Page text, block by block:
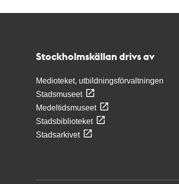
Stockholmskällan drivs av
Medioteket, utbildningsförvaltningen
Stadsmuseet
Medeltidsmuseet
Stadsbiblioteket
Stadsarkivet